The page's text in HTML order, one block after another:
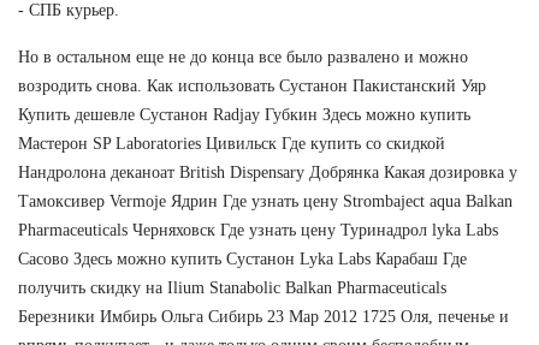
- СПБ курьер.
Но в остальном еще не до конца все было развалено и можно
возродить снова. Как использовать Сустанон Пакистанский Уяр
Купить дешевле Сустанон Radjay Губкин Здесь можно купить
Мастерон SP Laboratories Цивильск Где купить со скидкой
Нандролона деканоат British Dispensary Добрянка Какая дозировка у
Тамоксивер Vermoje Ядрин Где узнать цену Strombaject aqua Balkan
Pharmaceuticals Черняховск Где узнать цену Туринадрол lyka Labs
Сасово Здесь можно купить Сустанон Lyka Labs Карабаш Где
получить скидку на Ilium Stanabolic Balkan Pharmaceuticals
Березники Имбирь Ольга Сибирь 23 Мар 2012 1725 Оля, печенье и